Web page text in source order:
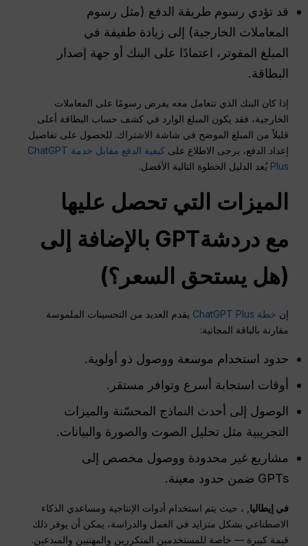
قد تؤدي رسوم طريقة الدفع (مثل رسوم
المعاملات الخارجية) إلى زيادة طفيفة في
المبلغ المفوتر، اعتمادًا على البنك أو جهة إصدار
البطاقة.
إذا كان البنك الذي تتعامل معه يفرض رسومًا على المعاملات
الخارجية، فقد يكون المبلغ الوارد في كشف حساب البطاقة أعلى
قليلاً من المبلغ الموضح في شاشة الاشتراك. للحصول على تفاصيل
إعداد الدفع، يرجى الاطلاع على
كيفية الدفع مقابل خدمة ChatGPT
Plus يُعد الدليل الخطوة التالية الأفضل.
الميزات التي تحصل عليها
معدردشةGPT
بالإضافة إلى
(هل يستحق السعر؟)
إن خطة ChatGPT Plus
يقدم العديد من التحسينات الملموسة
مقارنة بالباقة المجانية:
حدود استخدام موسعة ووصول ذو أولوية.
أوقات استجابة أسرع وتوافر مستقر.
الوصول إلى أحدث النماذج المحسّنة والميزات
التجريبية مثل تحليل الصوت والصورة والبيانات.
مشاريع غير محدودة ووصول مخصص إلى
GPTs ضمن حدود معينة.
في إيطاليا , ، حيث يتم استخدام أدوات الإنتاجية ومساعدي الذكاء
الاصطناعي بشكل متزايد في العمل والدراسة، يمكن أن يوفر ذلك
قيمة كبيرة — خاصة للمستخدمين المتكررين والمهنيين والمبدعين.